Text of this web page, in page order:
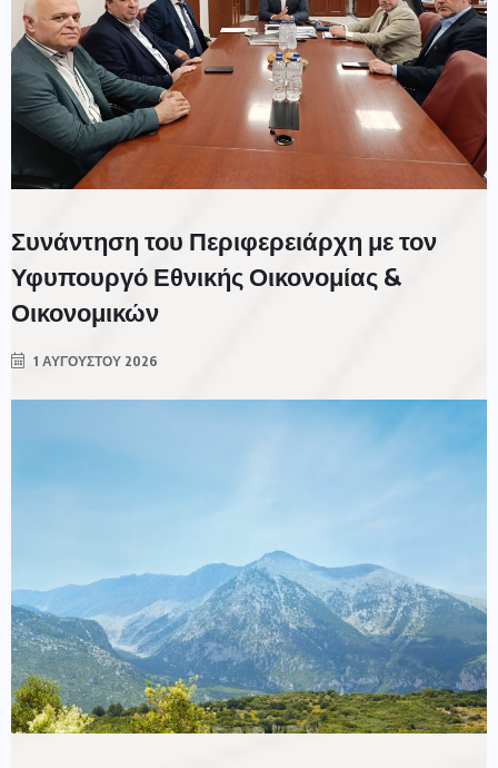
Συνάντηση του Περιφερειάρχη με τον
Υφυπουργό Εθνικής Οικονομίας &
Οικονομικών
1 ΑΥΓΟΎΣΤΟΥ 2026